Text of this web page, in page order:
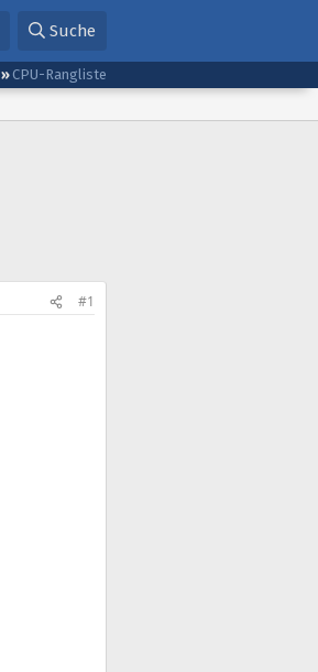
Suche
CPU-Rangliste
#1